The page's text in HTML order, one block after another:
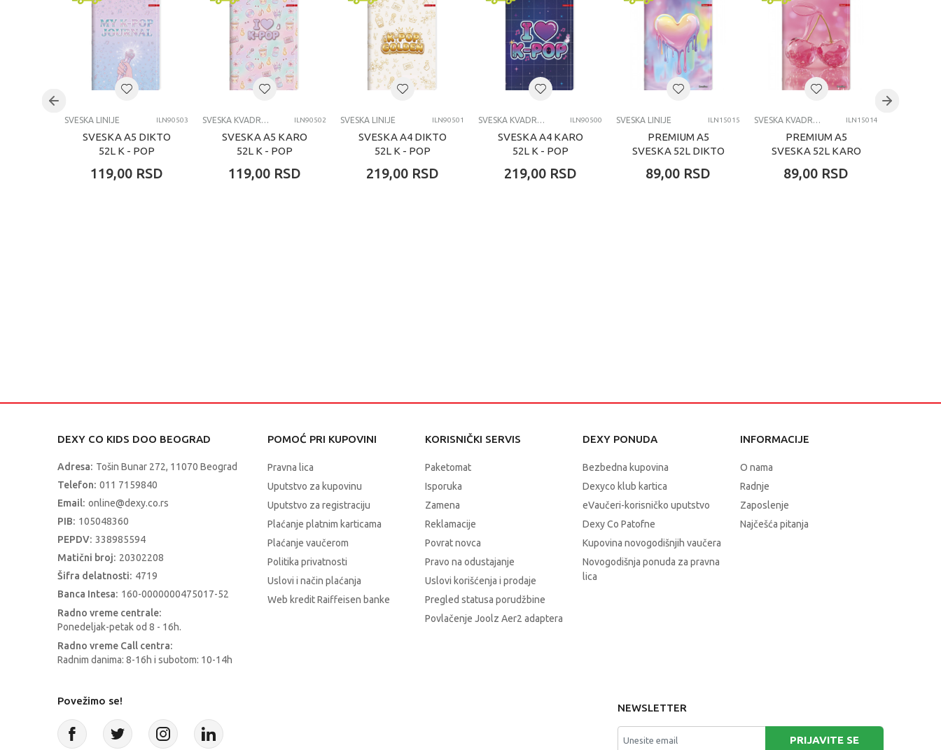
SVESKA LINIJE ILN90503
SVESKA A5 DIKTO
52L K - POP
119,00 RSD
SVESKA KVADRATIĆI ILN90502
SVESKA A5 KARO
52L K - POP
119,00 RSD
SVESKA LINIJE ILN90501
SVESKA A4 DIKTO
52L K - POP
219,00 RSD
SVESKA KVADRATIĆI ILN90500
SVESKA A4 KARO
52L K - POP
219,00 RSD
SVESKA LINIJE ILN15015
PREMIUM A5
SVESKA 52L DIKTO
89,00 RSD
SVESKA KVADRATIĆI ILN15014
PREMIUM A5
SVESKA 52L KARO
89,00 RSD
DEXY CO KIDS DOO BEOGRAD
Adresa: Tošin Bunar 272, 11070 Beograd
Telefon: 011 7159840
Email: online@dexy.co.rs
PIB: 105048360
PEPDV: 338985594
Matični broj: 20302208
Šifra delatnosti: 4719
Banca Intesa: 160-0000000475017-52
Radno vreme centrale:
Ponedeljak-petak od 8 - 16h.
Radno vreme Call centra:
Radnim danima: 8-16h i subotom: 10-14h
POMOĆ PRI KUPOVINI
Pravna lica
Uputstvo za kupovinu
Uputstvo za registraciju
Plaćanje platnim karticama
Plaćanje vaučerom
Politika privatnosti
Uslovi i način plaćanja
Web kredit Raiffeisen banke
KORISNIČKI SERVIS
Paketomat
Isporuka
Zamena
Reklamacije
Povrat novca
Pravo na odustajanje
Uslovi korišćenja i prodaje
Pregled statusa porudžbine
Povlačenje Joolz Aer2 adaptera
DEXY PONUDA
Bezbedna kupovina
Dexyco klub kartica
eVaučeri-korisničko uputstvo
Dexy Co Patofne
Kupovina novogodišnjih vaučera
Novogodišnja ponuda za pravna
lica
INFORMACIJE
O nama
Radnje
Zaposlenje
Najčešća pitanja
Povežimo se!
NEWSLETTER
PRIJAVITE SE